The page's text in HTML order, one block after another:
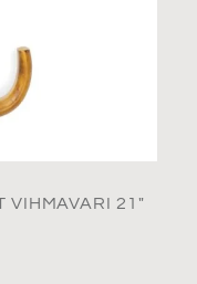
VIHMAVARI 21″